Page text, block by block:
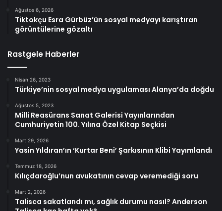
Ağustos 6, 2026
Tiktokçu Esra Gürbüz’ün sosyal medyayı karıştıran
görüntülerine gözaltı
Rastgele Haberler
Nisan 26, 2023
Türkiye’nin sosyal medya uygulaması Alanya’da doğdu
Ağustos 5, 2023
Milli Reasürans Sanat Galerisi Yayınlarından
Cumhuriyetin 100. Yılına Özel Kitap Seçkisi
Mart 29, 2026
Yasin Yıldıran’ın ‘Kurtar Beni’ Şarkısının Klibi Yayımlandı
Temmuz 18, 2026
Kılıçdaroğlu’nun avukatının cevap veremediği soru
Mart 2, 2026
Talisca sakatlandı mı, sağlık durumu nasıl? Anderson